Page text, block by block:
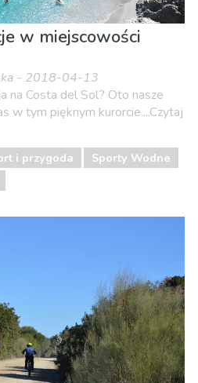
w miejscowości
- 2018-04-13
na Costa del Sol? Oto nasze
w tym pięknym kurorcie....Czytaj
i przygoda
Sporty Wodne